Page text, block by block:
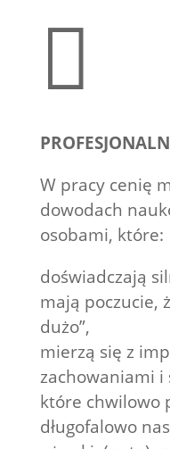

W pracy cenię
dowodach
osobami, które:
doświadczają
mają poczucie,
dużo”,
mierzą się z
zachowaniami i
które chwilowo
długofalowo